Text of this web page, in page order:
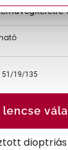
51/19/135
lencse